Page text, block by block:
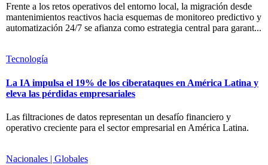
Frente a los retos operativos del entorno local, la migración desde
mantenimientos reactivos hacia esquemas de monitoreo predictivo y
automatización 24/7 se afianza como estrategia central para garant...
Tecnología
La IA impulsa el 19% de los ciberataques en América Latina y
eleva las pérdidas empresariales
Las filtraciones de datos representan un desafío financiero y
operativo creciente para el sector empresarial en América Latina.
Nacionales | Globales